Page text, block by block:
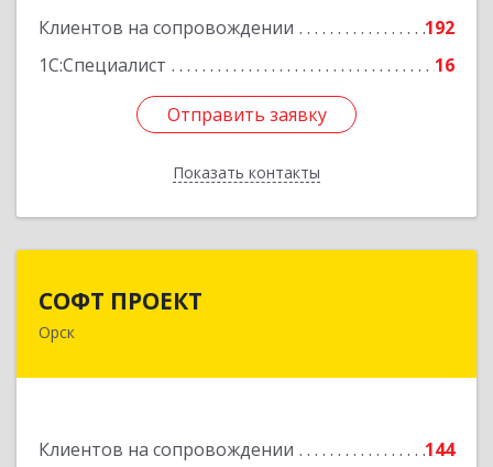
Клиентов на сопровождении
192
1С:Специалист
16
Отправить заявку
Показать контакты
Подробнее
Отправить заявку
Назад
СОФТ ПРОЕКТ
Орск
Клиентов на сопровождении 144